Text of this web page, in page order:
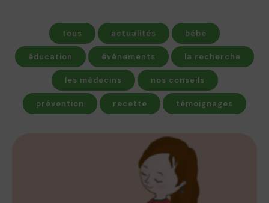
tous actualités bébé
éducation événements la recherche
les médecins nos conseils
prévention recette témoignages